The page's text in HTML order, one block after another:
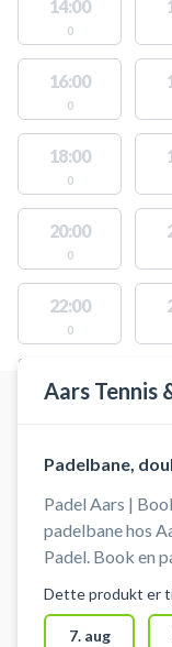
14:00
0
16:00
0
18:00
0
20:00
0
22:00
0
STEDER MED
Aars Tennis
Padelbane,
Padel Aars |
padelbane hos
Padel. Book en
padelbane med
booker
Dette produkt er
7. aug